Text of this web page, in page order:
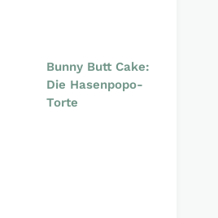
Bunny Butt Cake:
Die Hasenpopo-
Torte